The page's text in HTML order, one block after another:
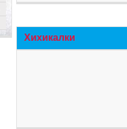
Хихикалки